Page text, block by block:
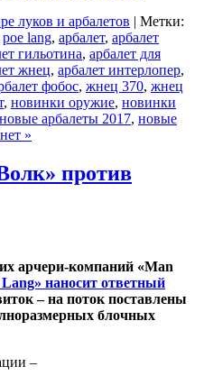
луков и арбалетов | Метки:
poe lang, арбалет, арбалет
гильотина, арбалет для
жнец, арбалет интерлопер,
фобос, жнец 370, жнец
, новинки оружие, новинки
новые арбалеты 2017, новые
»
против
арчери-компаний «Man
Lang» наносит ответный
– на поток поставлены
блочных
–